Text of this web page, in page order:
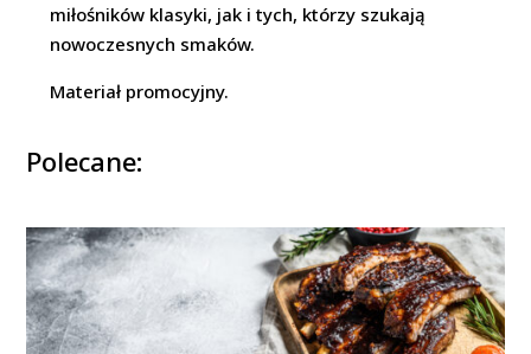
miłośników klasyki, jak i tych, którzy szukają
nowoczesnych smaków.
Materiał promocyjny.
Polecane: